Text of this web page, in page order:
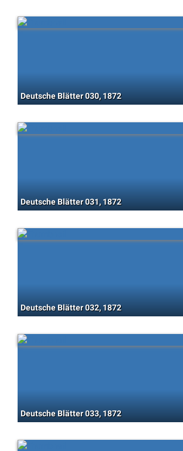
Deutsche Blätter 030, 1872
Deutsche Blätter 031, 1872
Deutsche Blätter 032, 1872
Deutsche Blätter 033, 1872